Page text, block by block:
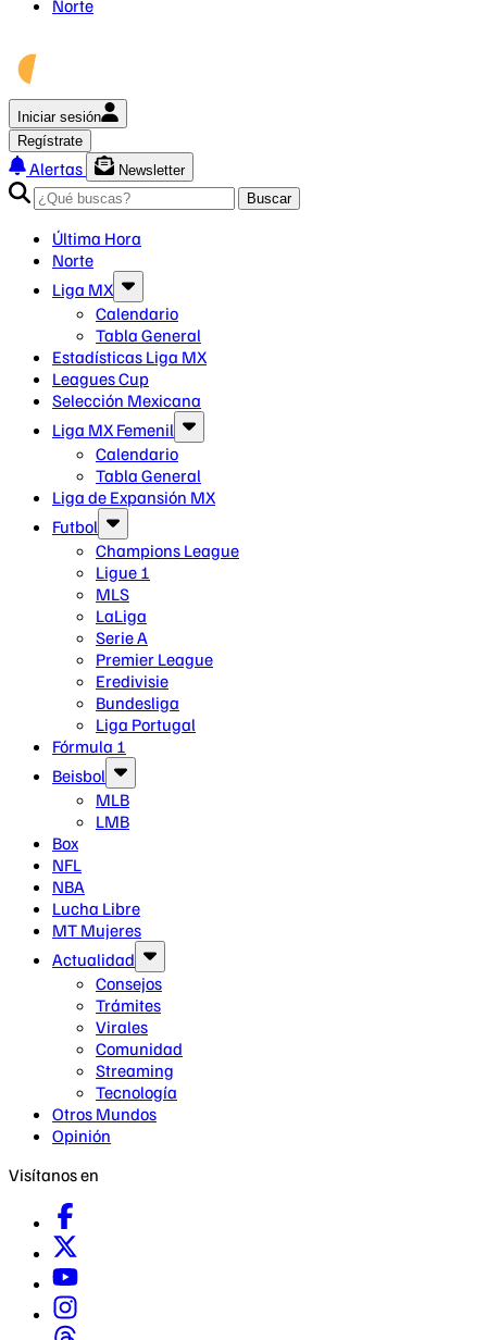
Norte
Iniciar sesión
Regístrate
Alertas
Newsletter
Buscar
Última Hora
Norte
Liga MX
Calendario
Tabla General
Estadísticas Liga MX
Leagues Cup
Selección Mexicana
Liga MX Femenil
Calendario
Tabla General
Liga de Expansión MX
Futbol
Champions League
Ligue 1
MLS
LaLiga
Serie A
Premier League
Eredivisie
Bundesliga
Liga Portugal
Fórmula 1
Beisbol
MLB
LMB
Box
NFL
NBA
Lucha Libre
MT Mujeres
Actualidad
Consejos
Trámites
Virales
Comunidad
Streaming
Tecnología
Otros Mundos
Opinión
Visítanos en